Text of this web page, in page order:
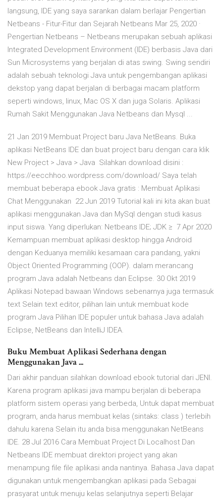
langsung, IDE yang saya sarankan dalam berlajar Pengertian
Netbeans - Fitur-Fitur dan Sejarah Netbeans Mar 25, 2020 ·
Pengertian Netbeans – Netbeans merupakan sebuah aplikasi
Integrated Development Environment (IDE) berbasis Java dari
Sun Microsystems yang berjalan di atas swing. Swing sendiri
adalah sebuah teknologi Java untuk pengembangan aplikasi
dekstop yang dapat berjalan di berbagai macam platform
seperti windows, linux, Mac OS X dan juga Solaris. Aplikasi
Rumah Sakit Menggunakan Java Netbeans dan Mysql ...
21 Jan 2019 Membuat Project baru Java NetBeans. Buka
aplikasi NetBeans IDE dan buat project baru dengan cara klik
New Project > Java > Java Silahkan download disini :
https://eecchhoo.wordpress.com/download/ Saya telah
membuat beberapa ebook Java gratis : Membuat Aplikasi
Chat Menggunakan 22 Jun 2019 Tutorial kali ini kita akan buat
aplikasi menggunakan Java dan MySql dengan studi kasus
input siswa. Yang diperlukan: Netbeans IDE; JDK ≥ 7 Apr 2020
Kemampuan membuat aplikasi desktop hingga Android
dengan Keduanya memiliki kesamaan cara pandang, yakni
Object Oriented Programming (OOP). dalam merancang
program Java adalah Netbeans dan Eclipse. 30 Okt 2019
Aplikasi Notepad bawaan Windows sebenarnya juga termasuk
text Selain text editor, pilihan lain untuk membuat kode
program Java Pilihan IDE populer untuk bahasa Java adalah
Eclipse, NetBeans dan IntelliJ IDEA.
Buku Membuat Aplikasi Sederhana dengan
Menggunakan Java ...
Dari akhir panduan silahkan download ebook tutorial dari JENI.
Karena program aplikasi java mampu berjalan di beberapa
platform sistem operasi yang berbeda, Untuk dapat membuat
program, anda harus membuat kelas (sintaks: class ) terlebih
dahulu karena Selain itu anda bisa menggunakan NetBeans
IDE. 28 Jul 2016 Cara Membuat Project Di Localhost Dan
Netbeans IDE membuat direktori project yang akan
menampung file file aplikasi anda nantinya. Bahasa Java dapat
digunakan untuk mengembangkan aplikasi pada Sebagai
prasyarat untuk menuju kelas selanjutnya seperti Belajar